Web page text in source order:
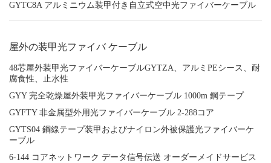
GYTC8A アルミニウム装甲付き自立式空中光ファイバーケーブル
屋外の装甲光ファイバ ケーブル
48芯屋外装甲光ファイバーケーブルGYTZA、アルミPEシース、耐
腐食性、止水性
GYY 完全乾燥屋外装甲光ファイバーケーブル 1000m 鋼テープ
GYFTY 非金属型外用光ファイバーケーブル 2-288コア
GYTS04 鋼線テープ装甲およびナイロン外被保護光ファイバーケ
ーブル
6-144 コアネットワーク データ信号伝送 オーダーメイドサービス